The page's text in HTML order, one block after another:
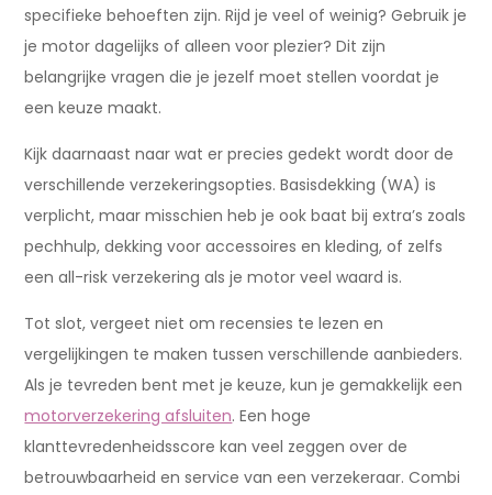
specifieke behoeften zijn. Rijd je veel of weinig? Gebruik je
je motor dagelijks of alleen voor plezier? Dit zijn
belangrijke vragen die je jezelf moet stellen voordat je
een keuze maakt.
Kijk daarnaast naar wat er precies gedekt wordt door de
verschillende verzekeringsopties. Basisdekking (WA) is
verplicht, maar misschien heb je ook baat bij extra’s zoals
pechhulp, dekking voor accessoires en kleding, of zelfs
een all-risk verzekering als je motor veel waard is.
Tot slot, vergeet niet om recensies te lezen en
vergelijkingen te maken tussen verschillende aanbieders.
Als je tevreden bent met je keuze, kun je gemakkelijk een
motorverzekering afsluiten. Een hoge
klanttevredenheidsscore kan veel zeggen over de
betrouwbaarheid en service van een verzekeraar. Combi